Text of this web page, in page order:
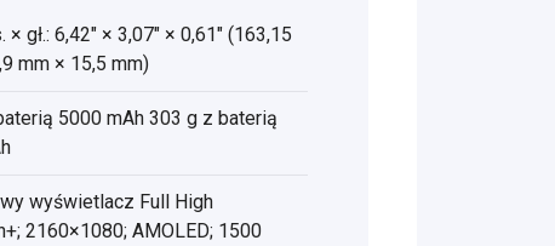
× gł.: 6,42" × 3,07" × 0,61" (163,15
mm × 15,5 mm)
5000 mAh 303 g z baterią
wyświetlacz Full High
2160×1080; AMOLED; 1500